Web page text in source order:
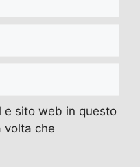
e sito web in questo
volta che